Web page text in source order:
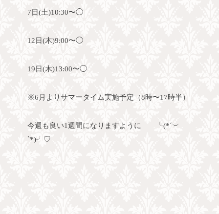
7日(土)10:30〜◯
12日(木)9:00〜◯
19日(木)13:00〜◯
※6月よりサマータイム実施予定（8時〜17時半）
今週も良い1週間になりますように ╰(*´︶
`*)╯♡